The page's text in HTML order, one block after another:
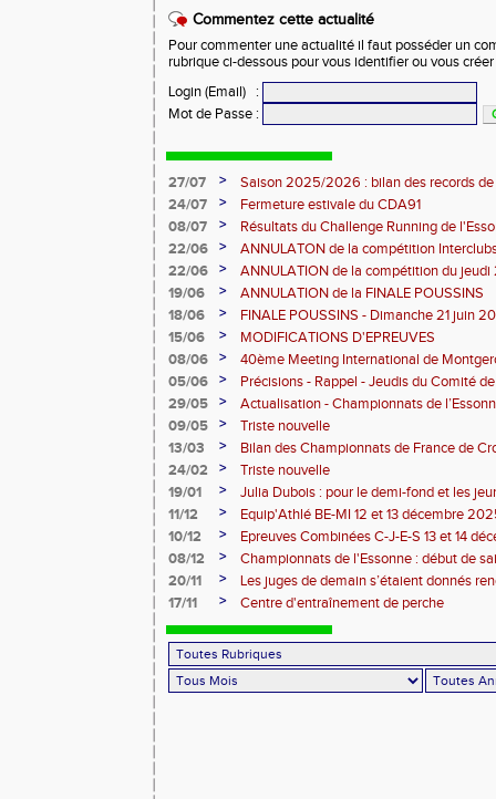
Commentez cette actualité
Pour commenter une actualité il faut posséder un
rubrique ci-dessous pour vous identifier ou vous
Login (Email)
:
Mot de Passe :
27/07 >
Saison 2025/2026 : bilan des records de
24/07
>
Fermeture estivale du CDA91
08/07
>
Résultats du Challenge Running de
12 07 2026)
22/06 >
ANNULATON de la compétition
juin
22/06 >
ANNULATION de la compétition du jeudi
19/06
>
ANNULATION de la FINALE POUSSINS
18/06
>
FINALE POUSSINS - Dimanche 21 juin
15/06
>
MODIFICATIONS D'EPREUVES
08/06
>
40ème Meeting International de
05/06
>
Précisions - Rappel - Jeudis du Comité
29/05
>
Actualisation - Championnats de
Montgeron
09/05 >
Triste nouvelle
13/03
>
Bilan des Championnats de France de
24/02
>
Triste nouvelle
19/01
>
Julia Dubois : pour le demi-fond et les
11/12
>
Equip'Athlé BE-MI 12 et 13 décembre
10/12
>
Epreuves Combinées C-J-E-S 13 et 14
08/12
>
Championnats de l'Essonne : début de
roues
20/11 >
Les juges de demain s’étaient donnés
17/11
> Centre d'entraînement de perche